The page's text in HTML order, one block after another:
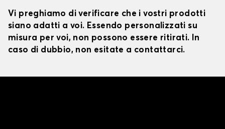
Vi preghiamo di verificare che i vostri prodotti
siano adatti a voi. Essendo personalizzati su
misura per voi, non possono essere ritirati. In
caso di dubbio, non esitate a contattarci.